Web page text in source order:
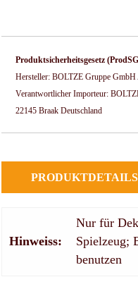
Produktsicherheitsgesetz
Hersteller: BOLTZE Gruppe GmbH
Verantwortlicher Importeur:
22145 Braak Deutschland
PRODUKTDETAILS
Hinweiss:
Nur für
Spielzeug;
benutzen